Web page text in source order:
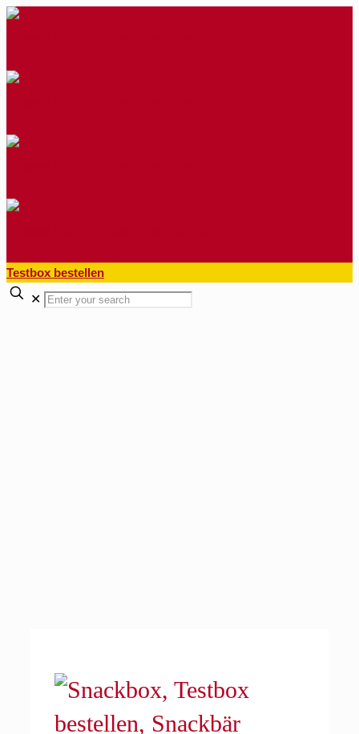
Testbox bestellen
✕